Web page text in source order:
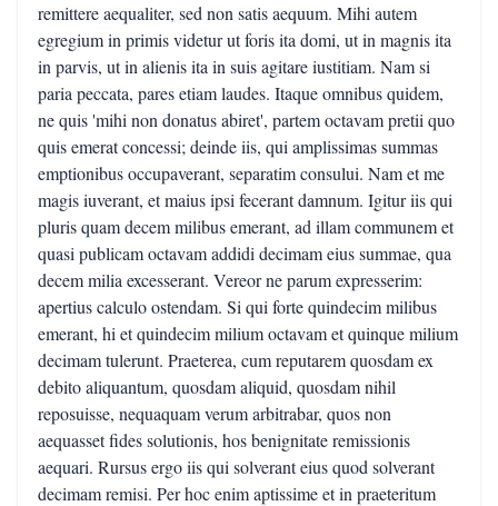
remittere aequaliter, sed non satis aequum. Mihi autem
egregium in primis videtur ut foris ita domi, ut in magnis ita
in parvis, ut in alienis ita in suis agitare iustitiam. Nam si
paria peccata, pares etiam laudes. Itaque omnibus quidem,
ne quis 'mihi non donatus abiret', partem octavam pretii quo
quis emerat concessi; deinde iis, qui amplissimas summas
emptionibus occupaverant, separatim consului. Nam et me
magis iuverant, et maius ipsi fecerant damnum. Igitur iis qui
pluris quam decem milibus emerant, ad illam communem et
quasi publicam octavam addidi decimam eius summae, qua
decem milia excesserant. Vereor ne parum expresserim:
apertius calculo ostendam. Si qui forte quindecim milibus
emerant, hi et quindecim milium octavam et quinque milium
decimam tulerunt. Praeterea, cum reputarem quosdam ex
debito aliquantum, quosdam aliquid, quosdam nihil
reposuisse, nequaquam verum arbitrabar, quos non
aequasset fides solutionis, hos benignitate remissionis
aequari. Rursus ergo iis qui solverant eius quod solverant
decimam remisi. Per hoc enim aptissime et in praeteritum